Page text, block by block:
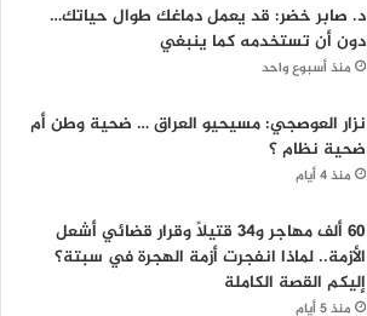
د. صابر خضر: قد يعمل دماغك طوال حياتك…
دون أن تستخدمه كما ينبغي
منذ أسبوع واحد
نزار العوصجي: مسيحيو العراق … ضحية وطن أم
ضحية نظام ؟
منذ 4 أيام
60 ألف مهاجر و34 قتيلاً وقرار قضائي أشعل
الأزمة.. لماذا انفجرت أزمة الهجرة في سبتة؟
إليكم القصة الكاملة
منذ 5 أيام